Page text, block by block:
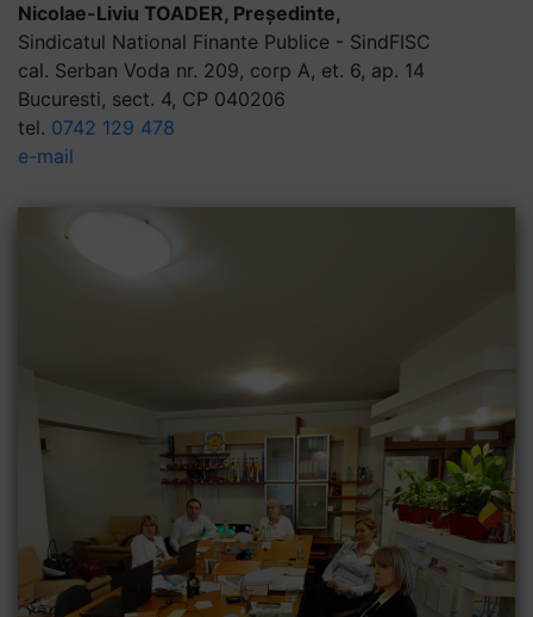
Nicolae-Liviu TOADER, Președinte,
Sindicatul National Finante Publice - SindFISC
cal. Serban Voda nr. 209, corp A, et. 6, ap. 14
Bucuresti, sect. 4, CP 040206
tel. 0742 129 478
e-mail